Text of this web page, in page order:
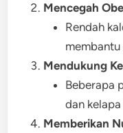
Mencegah
Rendah
Mendukung
Beberapa
dan
Memberikan